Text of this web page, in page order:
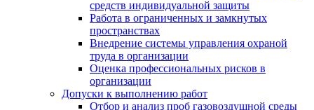
средств индивидуальной защиты
Работа в ограниченных и замкнутых
пространствах
Внедрение системы управления охраной
труда в организации
Оценка профессиональных рисков в
организации
Допуски к выполнению работ
Отбор и анализ проб газовоздушной среды